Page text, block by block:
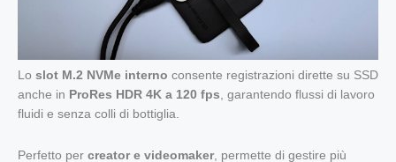
Lo slot M.2 NVMe interno consente registrazioni dirette su SSD
anche in ProRes HDR 4K a 120 fps, garantendo flussi di lavoro
fluidi e senza colli di bottiglia.
Perfetto per creator e videomaker, permette di gestire più